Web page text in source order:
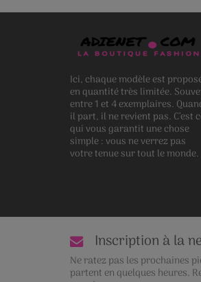
Ici, chaque modèle est
en quantité très limitée.
entre 1 et 4 exemplaires.
il part, il ne revient pas. C’est
qui vous garantit une chose
simple : vous ne verrez pas
votre tenue sur tout le monde.
Inscription à la
Ne ratez pas les prochaines
partent en quelques heures.